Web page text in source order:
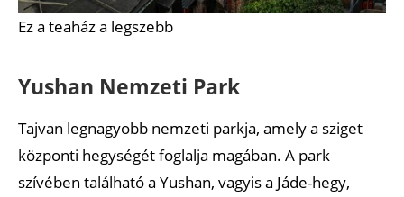
Ez a teaház a legszebb
Yushan Nemzeti Park
Tajvan legnagyobb nemzeti parkja, amely a sziget
központi hegységét foglalja magában. A park
szívében található a Yushan, vagyis a Jáde-hegy,